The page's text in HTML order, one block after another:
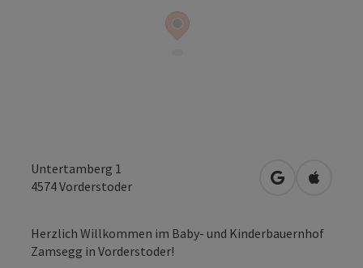
Untertamberg 1
4574Vorderstoder in Google
in
Herzlich Willkommen im Baby- und Kinderbauernhof
Zamsegg in Vorderstoder!